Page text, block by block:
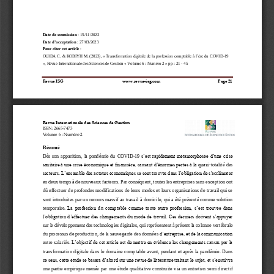
Revue ISG www.revue- isg.com Page 21
Date de soumission : 15/11 /2022
Date d’acceptation : 27/03/2023
Pour citer cet article :
OUIDA C.
& KOBIYH M. (2023), « Transformation digitale de la profession comptable à l’ère du COVID- 19
», Revue Internationale des Sciences de Gestion « Volume 6 : Numéro 2 » pp : 21 45
Revue Internationale des Sciences de Gestion
ISSN: 2665- 7473
Volume 6 : Numéro 2
Résumé
Dès  son  apparition,  la  pandémie  du COVID-19 s’est rapidement métamorphosée d’une crise
sanitaire à une crise économique et financière, causant d’énormes pertes à la quasi-totalité des
secteurs. L’ensemble des acteurs économiques se sont trouvés dans l’obligation de s'acclimater
en deux temps à de nouveaux facteurs. Par conséquent, toutes les entreprises sans exception ont
dû effectuer de profondes modifications de leurs modes et leurs organisations de travail qui se
sont introduites par un recours massif au travail à domicile, qui a été présenté comme solution
temporaire. La profession du comptable comme toute autre profession, s’est trouvée dans
l’obligation d’effectuer des changements du mode de travail. Ces derniers doivent s’appuyer
sur le développement des technologies digitales, qui représentent à présent la colonne vertébrale
du processus de production, de la sauvegarde des données d’entreprise, et de la communication
entre salariés. L’objectif de cet article est de mettre en évidence les changements causés par la
transformation digitale dans le domaine comptable avant, pendant et après la pandémie. Dans
ce sens, cette étude se basera d’abord sur une revue de littérature traitant le sujet, et s’ensuivra
une partie empirique menée par une étude qualitative construite via un entretien semi directif